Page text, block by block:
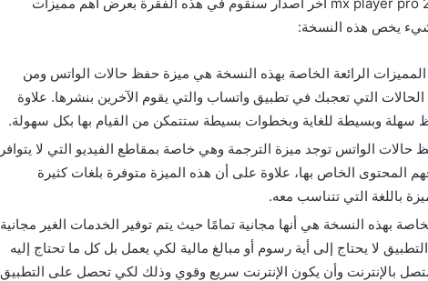
يخص هذه النسخة:
الرائعة الخاصة بهذه النسخة هي ميزة حفظ حالات الواتس ومن
التي تعجبك في تطبيق واتساب والتي يقوم الآخرين بنشرها. علاوة
سهلة وبسيطة للغاية وبخطوات بسيطة ستتمكن من القيام بها بكل سهولة.
الواتس توجد ميزة الترجمة وهي خاصة بمقاطع الفيديو التي لا يتوافر
المحتوى الخاص بها، علاوة على أن هذه الميزة متوفرة بلغات كثيرة
باللغة التي تتناسب معه.
بهذه النسخة هي أنها مجانية تمامًا حيث يتم توفير الخدمات الغير مجانية
لا يحتاج إلى أية رسوم أو مبالغ مالية لكي يعمل بل كل ما تحتاج إليه
بالإنترنت وأن يكون الإنترنت سريع وقوي وذلك لكي تحصل على التطبيق